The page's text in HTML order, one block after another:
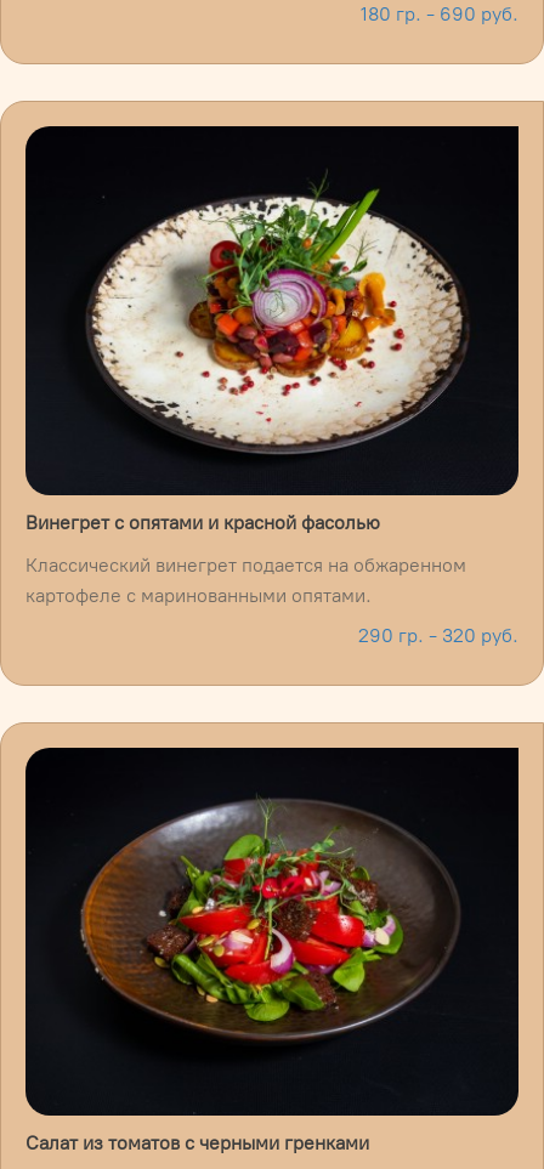
180 гр. - 690 руб.
Винегрет с опятами и красной фасолью
Классический винегрет подается на обжаренном
картофеле с маринованными опятами.
290 гр. - 320 руб.
Салат из томатов с черными гренками